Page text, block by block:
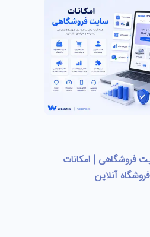
فروشگاهی | امکانات
آنلاین